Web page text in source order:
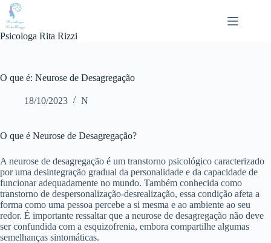
Pular
para
conteúdo
Psicologa Rita Rizzi
O que é: Neurose de Desagregação
18/10/2023 N
O que é Neurose de Desagregação?
A neurose de desagregação é um transtorno psicológico caracterizado
por uma desintegração gradual da personalidade e da capacidade de
funcionar adequadamente no mundo. Também conhecida como
transtorno de despersonalização-desrealização, essa condição afeta a
forma como uma pessoa percebe a si mesma e ao ambiente ao seu
redor. É importante ressaltar que a neurose de desagregação não deve
ser confundida com a esquizofrenia, embora compartilhe algumas
semelhanças sintomáticas.